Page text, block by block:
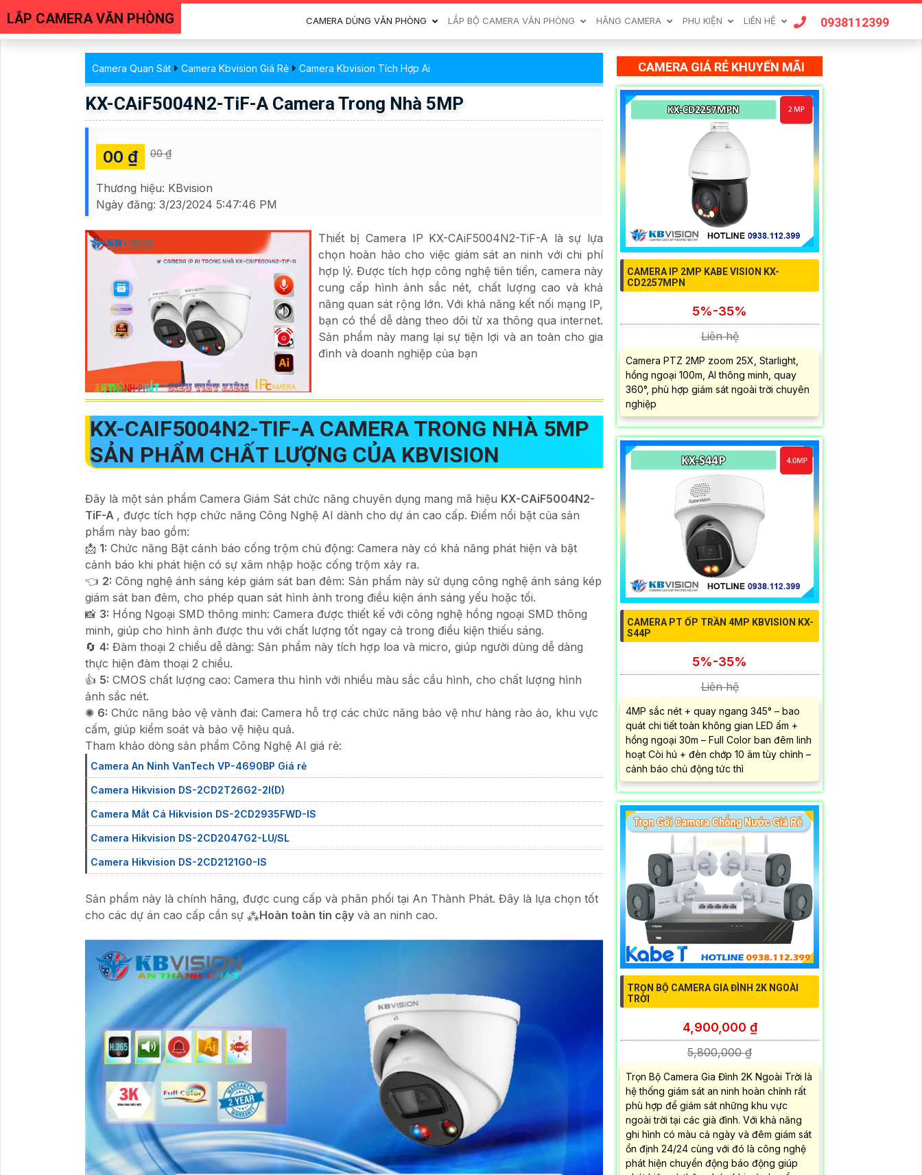
LẮP CAMERA VĂN PHÒNG CAMERA DÙNG VĂN PHÒNG LẮP BỘ CAMERA VĂN PHÒNG HÃNG CAMERA PHU KIỆN LIÊN HỆ 0938112399
Camera Quan Sát Camera Kbvision Giá Rẻ Camera Kbvision Tích Hợp Ai
KX-CAiF5004N2-TiF-A Camera Trong Nhà 5MP
00 ₫ 00 ₫
Thương hiệu: KBvision
Ngày đăng: 3/23/2024 5:47:46 PM
Thiết bị Camera IP KX-CAiF5004N2-TiF-A là sự lựa
chọn hoàn hảo cho việc giám sát an ninh với chi phí
hợp lý. Được tích hợp công nghệ tiên tiến, camera này
cung cấp hình ảnh sắc nét, chất lượng cao và khả
năng quan sát rộng lớn. Với khả năng kết nối mạng IP,
bạn có thể dễ dàng theo dõi từ xa thông qua internet.
Sản phẩm này mang lại sự tiện lợi và an toàn cho gia
đình và doanh nghiệp của bạn
KX-CAIF5004N2-TIF-A CAMERA TRONG NHÀ 5MP
SẢN PHẨM CHẤT LƯỢNG CỦA KBVISION
Đây là một sản phẩm Camera Giám Sát chức năng chuyên dụng mang mã hiệu KX-CAiF5004N2-
TiF-A , được tích hợp chức năng Công Nghệ AI dành cho dự án cao cấp. Điểm nổi bật của sản
phẩm này bao gồm:
📩 1: Chức năng Bật cảnh báo cống trộm chủ động: Camera này có khả năng phát hiện và bật
cảnh báo khi phát hiện có sự xâm nhập hoặc cống trộm xảy ra.
👈 2: Công nghệ ánh sáng kép giám sát ban đêm: Sản phẩm này sử dụng công nghệ ánh sáng kép
giám sát ban đêm, cho phép quan sát hình ảnh trong điều kiện ánh sáng yếu hoặc tối.
📸 3: Hồng Ngoại SMD thông minh: Camera được thiết kế với công nghệ hồng ngoại SMD thông
minh, giúp cho hình ảnh được thu với chất lượng tốt ngay cả trong điều kiện thiếu sáng.
🔄 4: Đàm thoại 2 chiều dễ dàng: Sản phẩm này tích hợp loa và micro, giúp người dùng dễ dàng
thực hiện đàm thoại 2 chiều.
👍 5: CMOS chất lượng cao: Camera thu hình với nhiều màu sắc cầu hình, cho chất lượng hình
ảnh sắc nét.
✺ 6: Chức năng bảo vệ vành đai: Camera hỗ trợ các chức năng bảo vệ như hàng rào ảo, khu vực
cấm, giúp kiểm soát và bảo vệ hiệu quả.
Tham khảo dòng sản phẩm Công Nghệ AI giá rẻ:
Camera An Ninh VanTech VP-4690BP Giá rẻ
Camera Hikvision DS-2CD2T26G2-2I(D)
Camera Mắt Cá Hikvision DS-2CD2935FWD-IS
Camera Hikvision DS-2CD2047G2-LU/SL
Camera Hikvision DS-2CD2121G0-IS
Sản phẩm này là chính hãng, được cung cấp và phân phối tại An Thành Phát. Đây là lựa chọn tốt
cho các dự án cao cấp cần sự ⁂Hoàn toàn tin cậy và an ninh cao.
CAMERA GIÁ RẺ KHUYẾN MÃI
CAMERA IP 2MP KABE VISION KX-
CD2257MPN
5%-35%
Liên hệ
Camera PTZ 2MP zoom 25X, Starlight,
hồng ngoại 100m, AI thông minh, quay
360°, phù hợp giám sát ngoài trời chuyên
nghiệp
CAMERA PT ỐP TRẦN 4MP KBVISION KX-
S44P
5%-35%
Liên hệ
4MP sắc nét + quay ngang 345° – bao
quát chi tiết toàn không gian LED ấm +
hồng ngoại 30m – Full Color ban đêm linh
hoạt Còi hú + đèn chớp 10 âm tùy chỉnh –
cảnh báo chủ động tức thì
TRỌN BỘ CAMERA GIA ĐÌNH 2K NGOÀI
TRỜI
4,900,000 ₫
5,800,000 ₫
Trọn Bộ Camera Gia Đình 2K Ngoài Trời là
hệ thống giám sát an ninh hoàn chỉnh rất
phù hợp để giám sát những khu vực
ngoài trời tại các già đình. Với khả năng
ghi hình có màu cả ngày và đêm giám sát
ổn định 24/24 cùng với đó là công nghệ
phát hiện chuyển động báo động giúp